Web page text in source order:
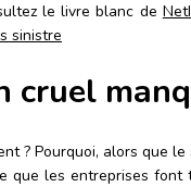
le livre blanc de
sinistre
cruel
? Pourquoi, alors que
que les entreprises font